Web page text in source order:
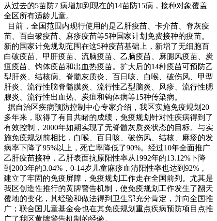
从过去的5苗防7 病增加到现在的14苗防15病，接种对象覆盖
全区所有适龄儿童。
目前，全国范围内现行使用的是乙肝疫苗、卡介苗、脊灰疫
苗、百白破疫苗、麻疹疫苗等5种国家计划免费接种的疫苗。
新的国家计免规划范围在这5种疫苗基础上，新增了无细胞百
白破疫苗、甲肝疫苗、流脑疫苗、乙脑疫苗、麻腮风疫苗、炭
疽疫苗、钩体疫苗和出血热疫苗。扩大后的14种疫苗可预防乙
型肝炎、结核病、脊髓灰质炎、百日咳、白喉、破伤风、甲型
肝炎、流行性脑脊髓膜炎、流行性乙型脑炎、风疹、流行性腮
腺炎、流行性出血热、炭疽和钩体病等15种传染病。
据自治区疾病预防控制中心专家介绍，我区实施免疫规划20
多年来，取得了有目共睹的成绩，免疫规划针对性疾病得到了
有效控制，2000年如期实现了无脊髓灰质炎状态的目标。与实
施免疫规划前相比，白喉、百日咳、破伤风、结核、麻疹的发
病率下降了95%以上，死亡率降低了90%。经过10年全面推广
乙肝疫苗接种，乙肝表面抗原阳性率从1992年的13.12%下降
到2003年的3.04%，0-14岁儿童麻疹血清阳性率也达到92%，
建立了牢固的免疫屏障，免疫规划工作走在全国前列。尤其是
我区创造性推行的黄牌警告机制，使免疫规划工作发生了翻天
覆地的变化，其经验和做法得到卫生部充分肯定，并向全国推
广；联合国儿童基金会也在其免疫规划重点疾病预防项目点推
广了我区黄牌警告机制的经验。